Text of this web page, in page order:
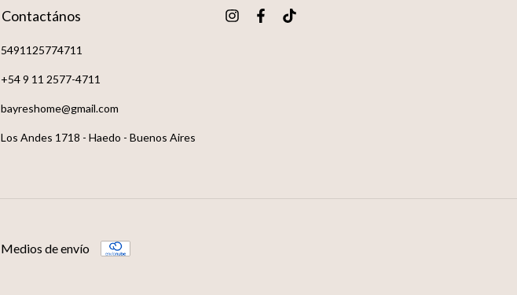
Contactános
5491125774711
+54 9 11 2577-4711
bayreshome@gmail.com
Los Andes 1718 - Haedo - Buenos Aires
Medios de envío